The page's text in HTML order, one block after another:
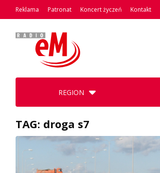
Reklama Patronat Koncert życzeń Kontakt
REGION
TAG: droga s7